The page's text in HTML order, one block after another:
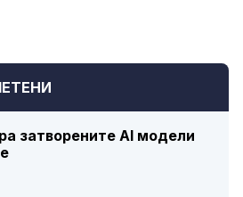
затворените AI модели